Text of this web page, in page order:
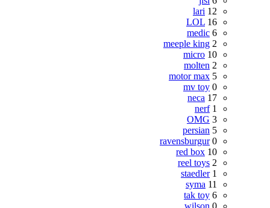
lari 12
LOL 16
medic 6
meeple king 2
micro 10
molten 2
motor max 5
mv toy 0
neca 17
nerf 1
OMG 3
persian 5
ravensburgur 0
red box 10
reel toys 2
staedler 1
syma 11
tak toy 6
wilson 0